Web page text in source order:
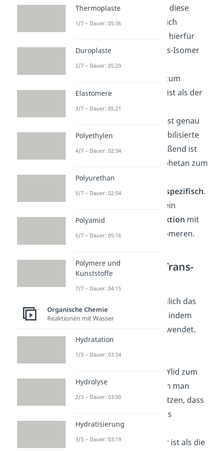
Iosmereerhalten, obwohl diese
thermodynamisch eigentlich
instabiler sind. Der Grund hierfür
liegt darin, dass für den cis-Isomer
Reaktionsweg die
hin zum
Oxaphosphetan geringer ist als der
über den trans-Isomer
Reaktionsweg. Weiterhin ist genau
dieser Schritt für nicht stabilisierte
Ylide irreversibel. Anschließend ist
der Schritt vom Oxaphosphetan zum
Alken aufgrund seiner
Ringkonformation
stereospezifisch.
Dadurch entsteht eine allein
kinetisch gesteuerte Reaktion mit
hoher Ausbeute an Cis-Isomeren.
Reaktionsweg für Trans-
Isomere
Allerdings ist es auch möglich das
Trans-isomer zu erhalten, indem
man stabilisierte Ylide verwendet.
Diese ermöglichen eine
Stabilisierung des
Übergangszustands vom Ylid zum
Oxaphosphetan. Nun kann man
noch den Umstand ausnutzen, dass
die Transkonfiguration aus
sterischen Gründen beim
Oxaphosphetan günstiger ist als die
Thermoplaste
1/7 – Dauer: 05:36
Duroplaste
2/7 – Dauer: 05:29
Elastomere
3/7 – Dauer: 05:21
Polyethylen
4/7 – Dauer: 02:34
Polyurethan
5/7 – Dauer: 02:54
Polyamid
6/7 – Dauer: 05:16
Polymere und
Kunststoffe
7/7 – Dauer: 04:15
Organische Chemie
Reaktionen mit Wasser
Hydratation
1/3 – Dauer: 03:34
Hydrolyse
2/3 – Dauer: 03:50
Hydratisierung
3/3 – Dauer: 03:19